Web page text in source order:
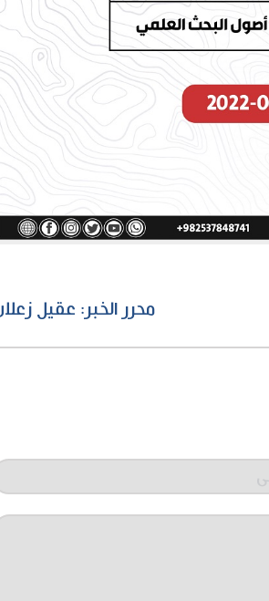
محرر الخبر: عقيل